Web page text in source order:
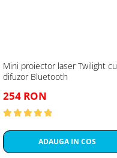
Mini proiector laser Twilight cu
difuzor Bluetooth
254 RON
ADAUGA IN COS